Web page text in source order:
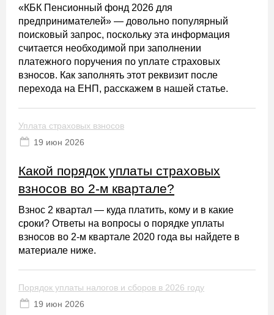
«КБК Пенсионный фонд 2026 для
предпринимателей» — довольно популярный
поисковый запрос, поскольку эта информация
считается необходимой при заполнении
платежного поручения по уплате страховых
взносов. Как заполнять этот реквизит после
перехода на ЕНП, расскажем в нашей статье.
Уплата страховых взносов
19 июн 2026
Какой порядок уплаты страховых
взносов во 2-м квартале?
Взнос 2 квартал — куда платить, кому и в какие
сроки? Ответы на вопросы о порядке уплаты
взносов во 2-м квартале 2020 года вы найдете в
материале ниже.
Порядок уплаты налогов и сборов в 2026 году
19 июн 2026